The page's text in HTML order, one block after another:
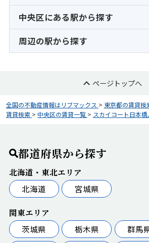
中央区にある駅から探す
周辺の駅から探す
ページトップへ
全国の不動産情報はリブマックス > 東京都の賃貸検
賃貸検索 > 中央区の賃貸一覧 > スカイコート日本
都道府県から探す
北海道・東北エリア
北海道
宮城県
関東エリア
茨城県
栃木県 群馬